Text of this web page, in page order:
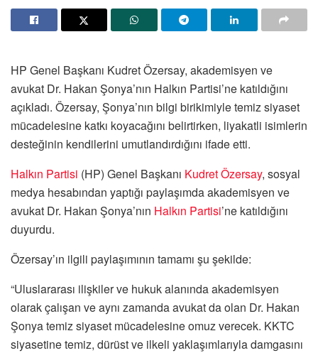
HP Genel Başkanı Kudret Özersay, akademisyen ve
avukat Dr. Hakan Şonya’nın Halkın Partisi’ne katıldığını
açıkladı. Özersay, Şonya’nın bilgi birikimiyle temiz siyaset
mücadelesine katkı koyacağını belirtirken, liyakatli isimlerin
desteğinin kendilerini umutlandırdığını ifade etti.
Halkın Partisi (HP) Genel Başkanı Kudret Özersay, sosyal
medya hesabından yaptığı paylaşımda akademisyen ve
avukat Dr. Hakan Şonya’nın Halkın Partisi’ne katıldığını
duyurdu.
Özersay’ın ilgili paylaşımının tamamı şu şekilde:
“Uluslararası ilişkiler ve hukuk alanında akademisyen
olarak çalışan ve aynı zamanda avukat da olan Dr. Hakan
Şonya temiz siyaset mücadelesine omuz verecek. KKTC
siyasetine temiz, dürüst ve ilkeli yaklaşımlarıyla damgasını